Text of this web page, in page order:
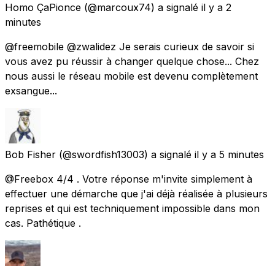
Homo ÇaPionce (@marcoux74) a signalé il y a 2
minutes
@freemobile @zwalidez Je serais curieux de savoir si
vous avez pu réussir à changer quelque chose... Chez
nous aussi le réseau mobile est devenu complètement
exsangue...
Bob Fisher (@swordfish13003) a signalé il y a 5 minutes
@Freebox 4/4 . Votre réponse m'invite simplement à
effectuer une démarche que j'ai déjà réalisée à plusieurs
reprises et qui est techniquement impossible dans mon
cas. Pathétique .